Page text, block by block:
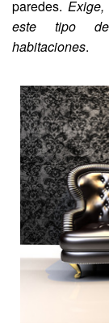
paredes.
este tipo de
habitaciones.